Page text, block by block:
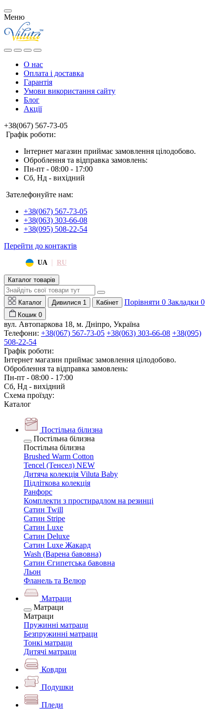
Меню
О нас
Оплата і доставка
Гарантія
Умови використання сайту
Блог
Акції
+38(067) 567-73-05
Графік роботи:
Інтернет магазин приймає замовлення цілодобово.
Оброблення та відправка замовлень:
Пн-пт - 08:00 - 17:00
Сб, Нд - вихідний
Зателефонуйте нам:
+38(067) 567-73-05
+38(063) 303-66-08
+38(095) 508-22-54
Перейти до контактів
UA | RU
Каталог товарів
Каталог Дивилися 1 Кабінет Порівняти 0 Закладки 0
Кошик 0
вул. Автопаркова 18, м. Дніпро, Україна
Телефони: +38(067) 567-73-05 +38(063) 303-66-08 +38(095)
508-22-54
Графік роботи:
Інтернет магазин приймає замовлення цілодобово.
Оброблення та відправка замовлень:
Пн-пт - 08:00 - 17:00
Сб, Нд - вихідний
Схема проїзду:
Каталог
Постільна білизна
Постільна білизна
Постільна білизна
Brushed Warm Cotton
Tencel (Тенсел) NEW
Дитяча колекція Viluta Baby
Підліткова колекція
Ранфорс
Комплекти з простирадлом на резинці
Сатин Twill
Сатин Stripe
Сатин Luxe
Сатин Deluxe
Сатин Luxe Жакард
Wash (Варена бавовна)
Сатин Єгипетська бавовна
Льон
Фланель та Велюр
Матраци
Матраци
Матраци
Пружинні матраци
Безпружинні матраци
Тонкі матраци
Дитячі матраци
Ковдри
Подушки
Пледи